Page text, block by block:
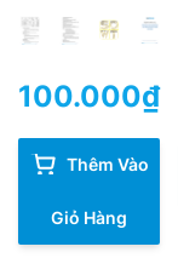
100.000₫
Thêm Vào
Giỏ Hàng